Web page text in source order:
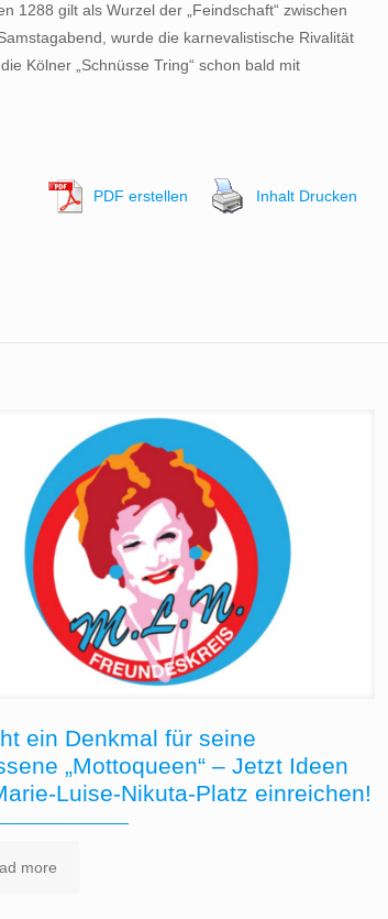
1288 gilt als Wurzel der „Feindschaft“ zwischen
wurde die karnevalistische Rivalität
Kölner „Schnüsse Tring“ schon bald mit
PDF erstellen Inhalt Drucken
ein Denkmal für seine
„Mottoqueen“ – Jetzt Ideen
Luise-Nikuta-Platz einreichen!
more